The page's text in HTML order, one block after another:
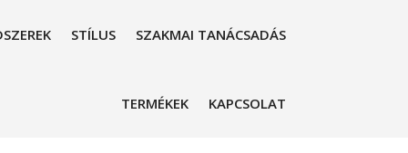
STÍLUS SZAKMAI TANÁCSADÁS
TERMÉKEK KAPCSOLAT